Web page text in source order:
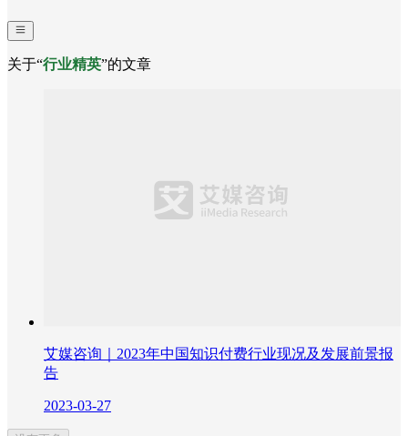
关于“行业精英”的文章
艾媒咨询｜2023年中国知识付费行业现况及发展前景报
告
2023-03-27